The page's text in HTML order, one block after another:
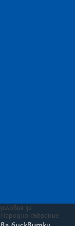
за
събрание